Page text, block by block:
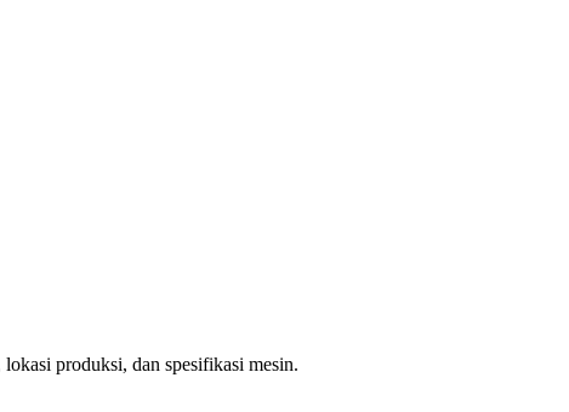
produksi, dan spesifikasi mesin.